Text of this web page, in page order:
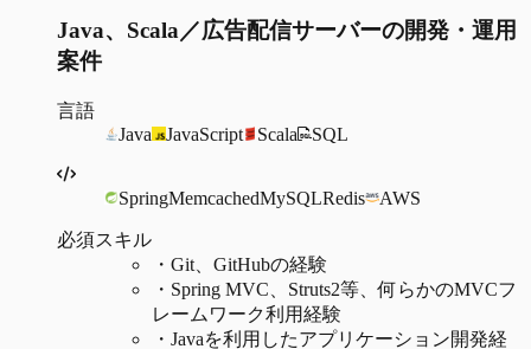
Java、Scala／広告配信サーバーの開発・運用
案件
言語
Java
JavaScript Scala SQL
SpringMemcachedMySQLRedis AWS
必須スキル
・ Git、GitHubの経験
・ Spring MVC、Struts2等、何らかのMVCフ
レームワーク利用経験
・ Javaを利用したアプリケーション開発経